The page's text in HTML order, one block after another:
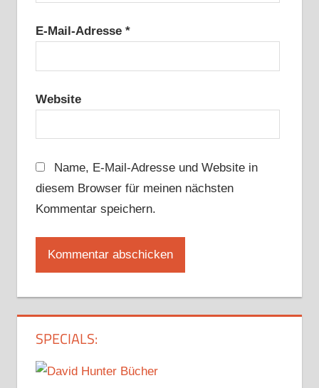
E-Mail-Adresse *
Website
Name, E-Mail-Adresse und Website in
diesem Browser für meinen nächsten
Kommentar speichern.
SPECIALS: